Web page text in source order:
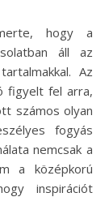
áll az
Az
figyelt fel arra,
számos olyan
fogyás
nemcsak a
a középkorú
inspirációt